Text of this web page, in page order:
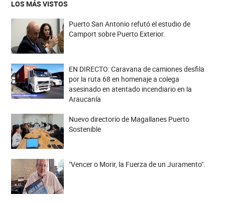
LOS MÁS VISTOS
Puerto San Antonio refutó el estudio de
Camport sobre Puerto Exterior.
EN DIRECTO: Caravana de camiones desfila
por la ruta 68 en homenaje a colega
asesinado en atentado incendiario en la
Araucanía
Nuevo directorio de Magallanes Puerto
Sostenible
"Vencer o Morir, la Fuerza de un Juramento".